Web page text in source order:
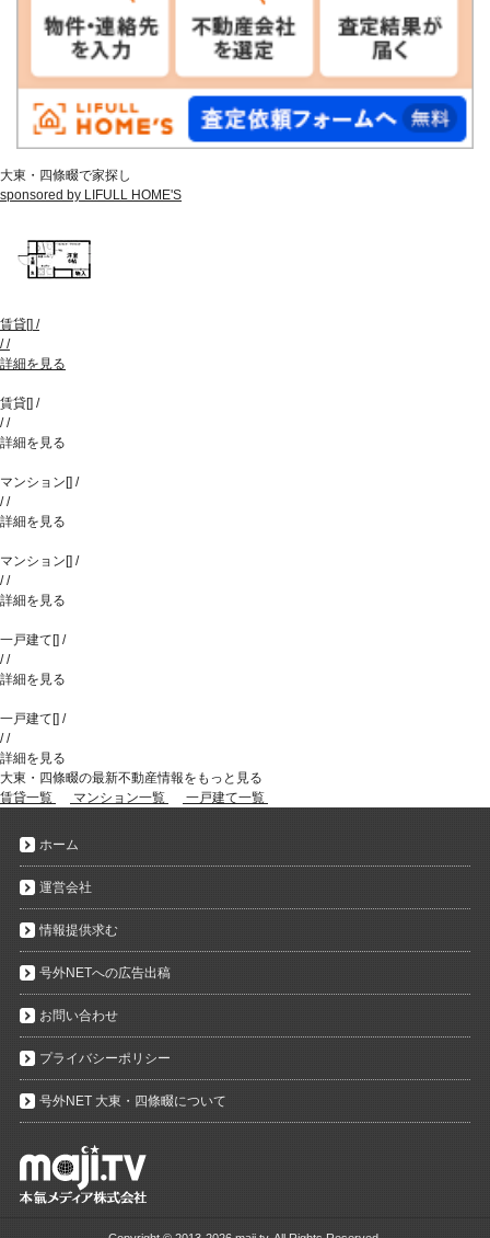
大東・四條畷で家探し
sponsored by LIFULL HOME'S
賃貸[] /
//
詳細を見る
賃貸[] /
//
詳細を見る
マンション [] /
//
詳細を見る
マンション [] /
//
詳細を見る
一戸建て [] /
//
詳細を見る
一戸建て [] /
//
詳細を見る
大東・四條畷の最新不動産情報をもっと見る
賃貸一覧
マンション一覧 一戸建て一覧
ホーム
運営会社
情報提供求む
号外NETへの広告出稿
お問い合わせ
プライバシーポリシー
号外NET 大東・四條畷について